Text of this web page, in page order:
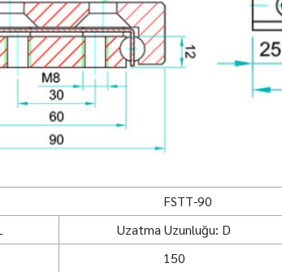
FSTT-90
Uzatma Uzunluğu: D
150